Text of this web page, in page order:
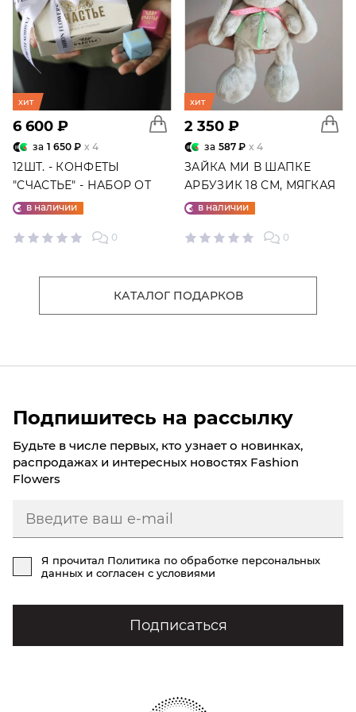
хит
6 600 ₽
за 1 650 ₽ x 4
12ШТ. - КОНФЕТЫ
"СЧАСТЬЕ" - НАБОР ОТ
"ФАБРИКИ СЧАСТЬЕ"
в наличии
0
хит
2 350 ₽
за 587 ₽ x 4
ЗАЙКА МИ В ШАПКЕ
АРБУЗИК 18 СМ, МЯГКАЯ
ИГРУШКА
в наличии
0
КАТАЛОГ ПОДАРКОВ
Подпишитесь на рассылку
Будьте в числе первых, кто узнает о новинках,
распродажах и интересных новостях Fashion
Flowers
Я прочитал Политика по обработке персональных
данных и согласен с условиями
Подписаться